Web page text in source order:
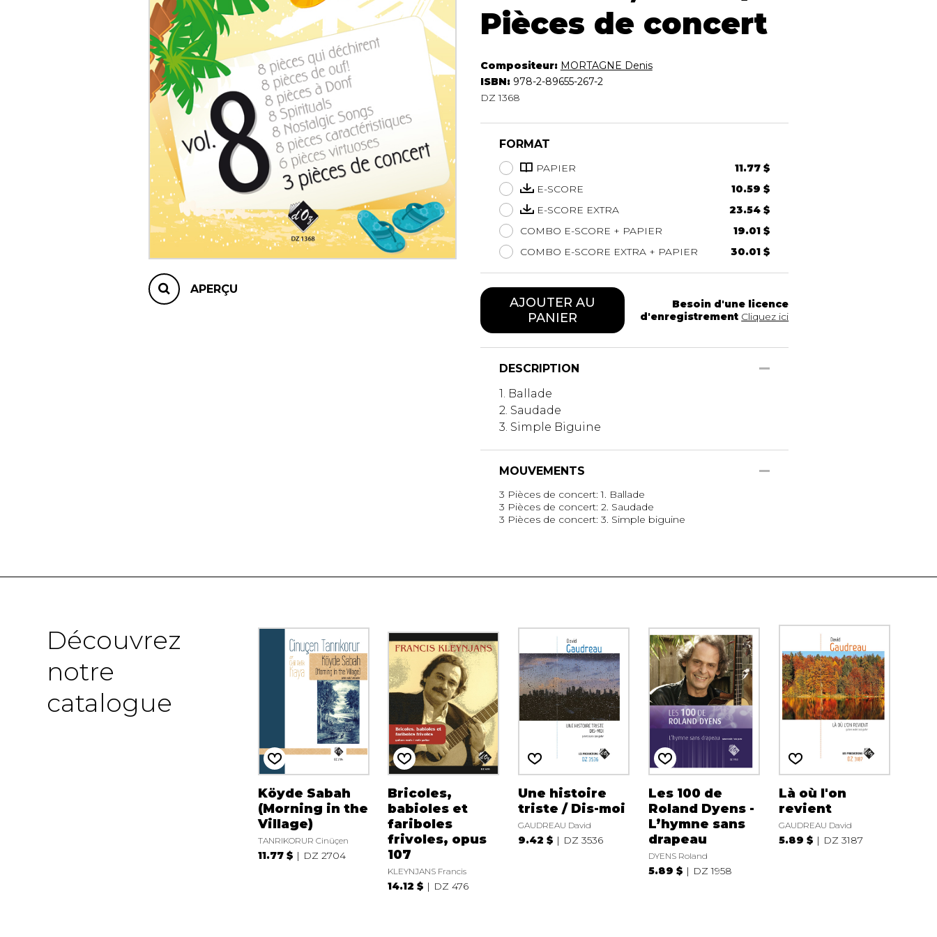
Hautbois
Luth
Percussion
Piano
Trompette
Tuba
Ukulélé
Violon
Violoncelle
Voix
APERÇU
Pièces de concert
Compositeur: MORTAGNE Denis
ISBN: 978-2-89655-267-2
DZ 1368
FORMAT
PAPIER
11.77 $
E-SCORE
10.59 $
E-SCORE EXTRA
23.54 $
COMBO E-SCORE + PAPIER
19.01 $
COMBO E-SCORE EXTRA + PAPIER
30.01 $
AJOUTER AU
PANIER
Besoin d'une licence
d'enregistrement Cliquez ici
DESCRIPTION
1. Ballade
2. Saudade
3. Simple Biguine
MOUVEMENTS
3 Pièces de concert: 1. Ballade
3 Pièces de concert: 2. Saudade
3 Pièces de concert: 3. Simple biguine
Découvrez
notre
catalogue
Köyde Sabah
(Morning in the
Village)
TANRIKORUR Cinüçen
11.77 $ DZ 2704
Bricoles,
babioles et
fariboles
frivoles, opus
107
KLEYNJANS Francis
14.12 $ DZ 476
Une histoire
triste / Dis-moi
GAUDREAU David
9.42 $ DZ 3536
Les 100 de
Roland Dyens -
L’hymne sans
drapeau
DYENS Roland
5.89 $ DZ 1958
Là où l'on
revient
GAUDREAU David
5.89 $ DZ 3187